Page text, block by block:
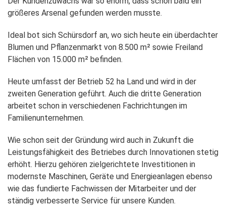
größeres Arsenal gefunden werden musste.
Ideal bot sich Schürsdorf an, wo sich heute ein überdachter
Blumen und Pflanzenmarkt von 8.500 m² sowie Freiland
Flächen von 15.000 m² befinden.
Heute umfasst der Betrieb 52 ha Land und wird in der
zweiten Generation geführt. Auch die dritte Generation
arbeitet schon in verschiedenen Fachrichtungen im
Familienunternehmen.
Wie schon seit der Gründung wird auch in Zukunft die
Leistungsfähigkeit des Betriebes durch Innovationen stetig
erhöht. Hierzu gehören zielgerichtete Investitionen in
modernste Maschinen, Geräte und Energieanlagen ebenso
wie das fundierte Fachwissen der Mitarbeiter und der
ständig verbesserte Service für unsere Kunden.